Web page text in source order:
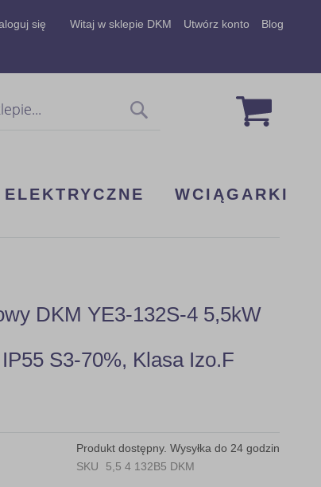
się Witaj w sklepie DKM Utwórz konto Blog
Mój
WCIĄGARKI
DKM YE3-132S-4 5,5kW
S3-70%, Klasa Izo.F
Produkt dostępny. Wysyłka do 24 godzin
SKU
5,5 4 132B5 DKM